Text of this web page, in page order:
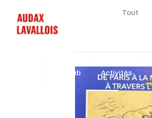
Le club Activités
Tout